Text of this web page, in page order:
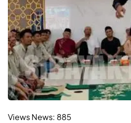
Views News: 885